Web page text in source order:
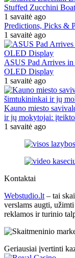
Stuffed Zucchini
1 savaitė ago
Predictions, Picks &
1 savaitė ago
ASUS Pad Arrives
OLED Display
1 savaitė ago
Kauno miesto
ir jų mokytojai:
1 savaitė ago
Kontaktai
Webstudio.lt – tai
verslams augti,
reklamos ir turinio
Geriausiai įvertinti